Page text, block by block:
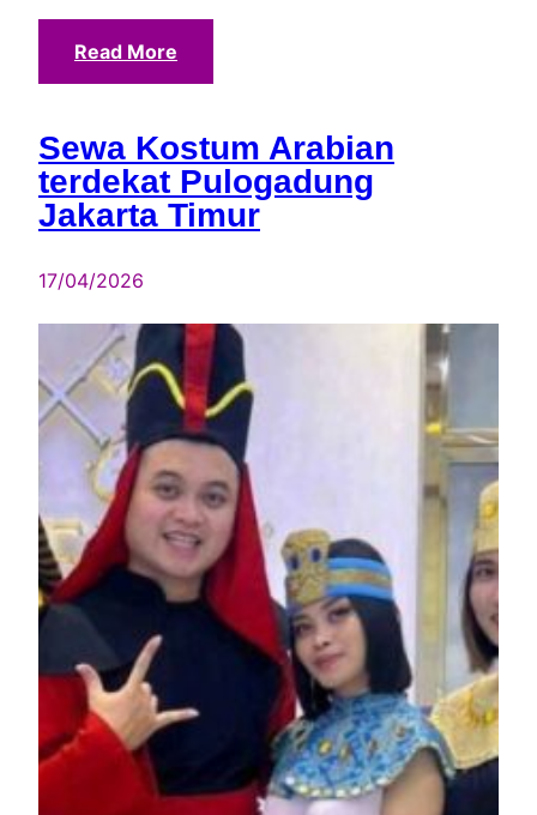
Read More
Sewa Kostum Arabian
terdekat Pulogadung
Jakarta Timur
17/04/2026